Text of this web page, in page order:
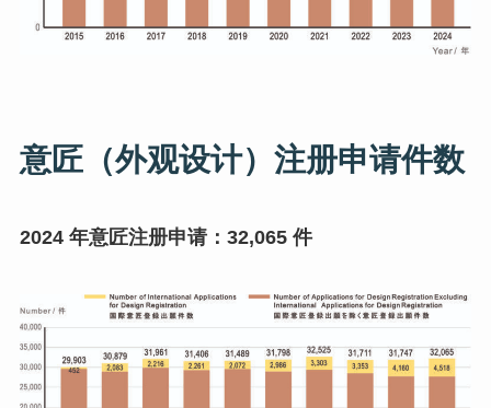
意匠（外观设计）注册申请件数
2024 年意匠注册申请：32,065 件